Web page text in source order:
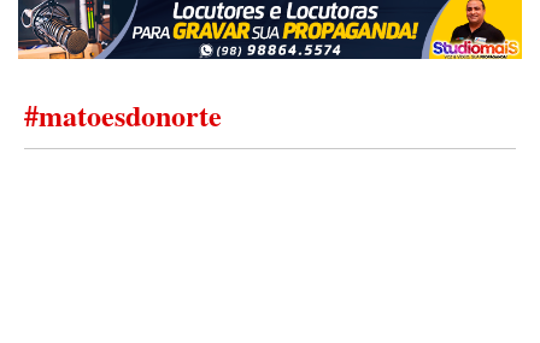
#matoesdonorte